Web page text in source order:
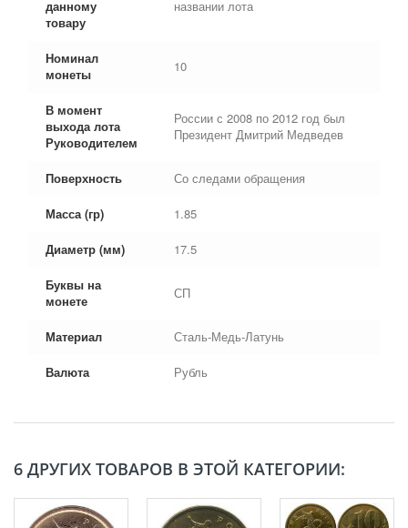
данному
товару
названии лота
Номинал
монеты
10
В момент
выхода лота
Руководителем
России с 2008 по 2012 год был
Президент Дмитрий Медведев
Поверхность Со следами обращения
Масса (гр) 1.85
Диаметр (мм) 17.5
Буквы на
монете
СП
Материал Сталь-Медь-Латунь
Валюта Рубль
6 ДРУГИХ ТОВАРОВ В ЭТОЙ КАТЕГОРИИ: